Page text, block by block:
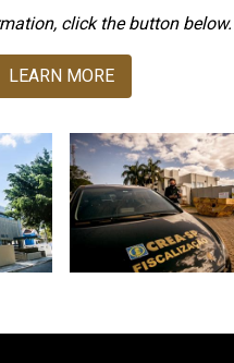
click the button below.
LEARN MORE